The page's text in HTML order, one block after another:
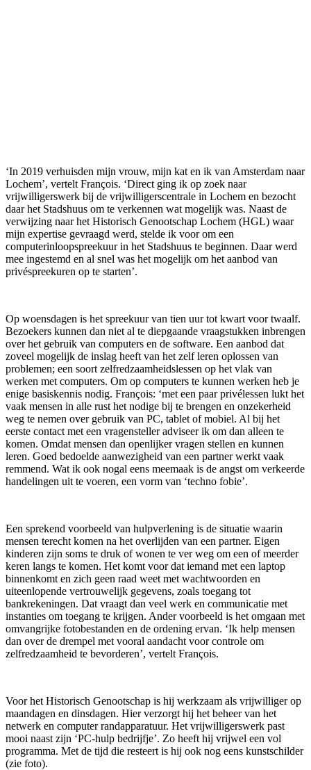
‘In 2019 verhuisden mijn vrouw, mijn kat en ik van Amsterdam naar
Lochem’, vertelt François. ‘Direct ging ik op zoek naar
vrijwilligerswerk bij de vrijwilligerscentrale in Lochem en bezocht
daar het Stadshuus om te verkennen wat mogelijk was. Naast de
verwijzing naar het Historisch Genootschap Lochem (HGL) waar
mijn expertise gevraagd werd, stelde ik voor om een
computerinloopspreekuur in het Stadshuus te beginnen. Daar werd
mee ingestemd en al snel was het mogelijk om het aanbod van
privéspreekuren op te starten’.
Op woensdagen is het spreekuur van tien uur tot kwart voor twaalf.
Bezoekers kunnen dan niet al te diepgaande vraagstukken inbrengen
over het gebruik van computers en de software. Een aanbod dat
zoveel mogelijk de inslag heeft van het zelf leren oplossen van
problemen; een soort zelfredzaamheidslessen op het vlak van
werken met computers. Om op computers te kunnen werken heb je
enige basiskennis nodig. François: ‘met een paar privélessen lukt het
vaak mensen in alle rust het nodige bij te brengen en onzekerheid
weg te nemen over gebruik van PC, tablet of mobiel. Al bij het
eerste contact met een vragensteller adviseer ik om dan alleen te
komen. Omdat mensen dan openlijker vragen stellen en kunnen
leren. Goed bedoelde aanwezigheid van een partner werkt vaak
remmend. Wat ik ook nogal eens meemaak is de angst om verkeerde
handelingen uit te voeren, een vorm van ‘techno fobie’.
Een sprekend voorbeeld van hulpverlening is de situatie waarin
mensen terecht komen na het overlijden van een partner. Eigen
kinderen zijn soms te druk of wonen te ver weg om een of meerder
keren langs te komen. Het komt voor dat iemand met een laptop
binnenkomt en zich geen raad weet met wachtwoorden en
uiteenlopende vertrouwelijk gegevens, zoals toegang tot
bankrekeningen. Dat vraagt dan veel werk en communicatie met
instanties om toegang te krijgen. Ander voorbeeld is het omgaan met
omvangrijke fotobestanden en de ordening ervan. ‘Ik help mensen
dan over de drempel met vooral aandacht voor controle om
zelfredzaamheid te bevorderen’, vertelt François.
Voor het Historisch Genootschap is hij werkzaam als vrijwilliger op
maandagen en dinsdagen. Hier verzorgt hij het beheer van het
netwerk en computer randapparatuur. Het vrijwilligerswerk past
mooi naast zijn ‘PC-hulp bedrijfje’. Zo heeft hij vrijwel een vol
programma. Met de tijd die resteert is hij ook nog eens kunstschilder
(zie foto).